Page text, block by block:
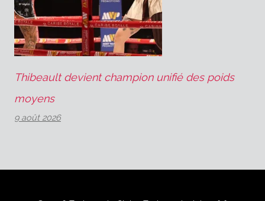
Thibeault devient champion unifié des poids
moyens
9 août 2026